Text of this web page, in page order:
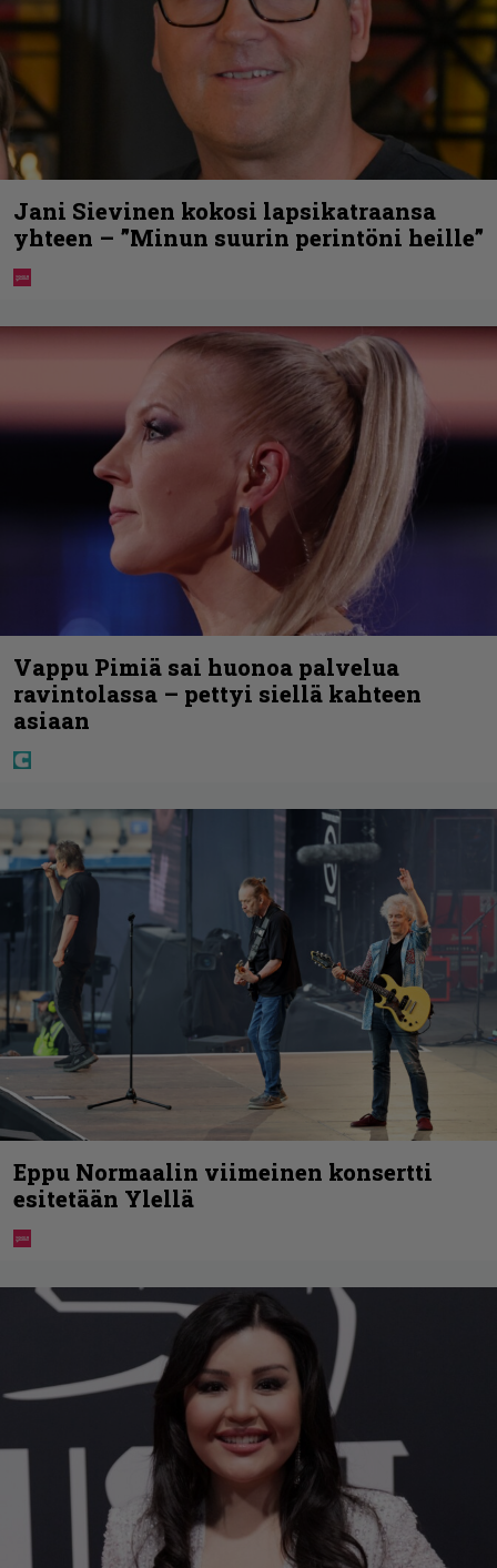
Jani Sievinen kokosi lapsikatraansa
yhteen – ”Minun suurin perintöni heille”
Vappu Pimiä sai huonoa palvelua
ravintolassa – pettyi siellä kahteen
asiaan
Eppu Normaalin viimeinen konsertti
esitetään Ylellä